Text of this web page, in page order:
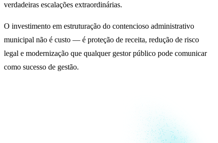
verdadeiras escalações extraordinárias.
O investimento em estruturação do contencioso administrativo
municipal não é custo — é proteção de receita, redução de risco
legal e modernização que qualquer gestor público pode comunicar
como sucesso de gestão.